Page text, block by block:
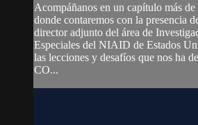
Acompáñanos en un capítulo más
donde contaremos con la presencia
director adjunto del área de
Especiales del NIAID de Estados
las lecciones y desafíos que nos ha
CO...